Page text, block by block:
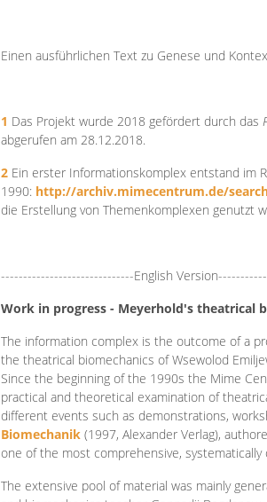
Einen ausführlichen Text zu Genese und
1 Das Projekt wurde 2018 gefördert durch das
abgerufen am 28.12.2018.
2 Ein erster Informationskomplex entstand im
1990: http://archiv.mimecentrum.de/
die Erstellung von Themenkomplexen genutzt
------------------------------English
Work in progress - Meyerhold's theatrical
The information complex is the outcome of a
the theatrical biomechanics of Wsewolod
Since the beginning of the 1990s the Mime
practical and theoretical examination of
different events such as demonstrations,
Biomechanik (1997, Alexander Verlag),
one of the most comprehensive,
The extensive pool of material was mainly